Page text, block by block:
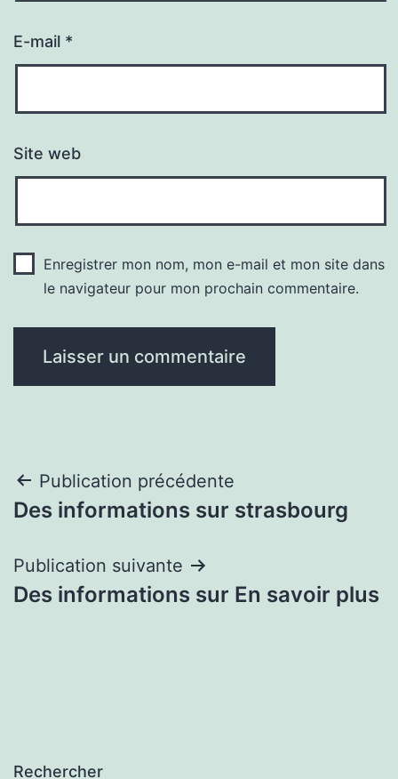
E-mail *
Site web
Enregistrer mon nom, mon e-mail et mon site dans
le navigateur pour mon prochain commentaire.
Navigation
de
l’article
Publication précédente
Des informations sur strasbourg
Publication suivante
Des informations sur En savoir plus
Rechercher